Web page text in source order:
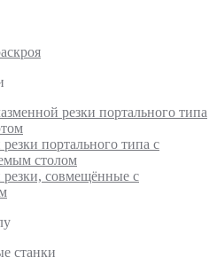
резки портального типа
портального типа с
столом
резки, совмещённые с
станки